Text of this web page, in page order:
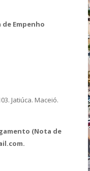
Empenho
Jatiúca. Maceió.
(Nota de